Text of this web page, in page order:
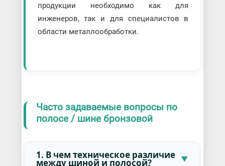
продукции необходимо как для
инженеров, так и для специалистов в
области металлообработки.
Часто задаваемые вопросы по
полосе / шине бронзовой
1. В чем техническое различие
между шиной и полосой?